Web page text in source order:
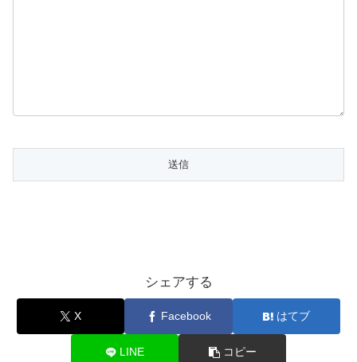
シェアする
X Facebook はてブ
LINE コピー